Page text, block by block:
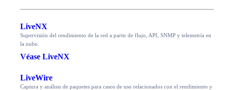
LiveNX
Supervisión del rendimiento de la red a partir de flujo, API, SNMP y telemetría en
la nube.
Véase LiveNX
LiveWire
Captura y análisis de paquetes para casos de uso relacionados con el rendimiento y